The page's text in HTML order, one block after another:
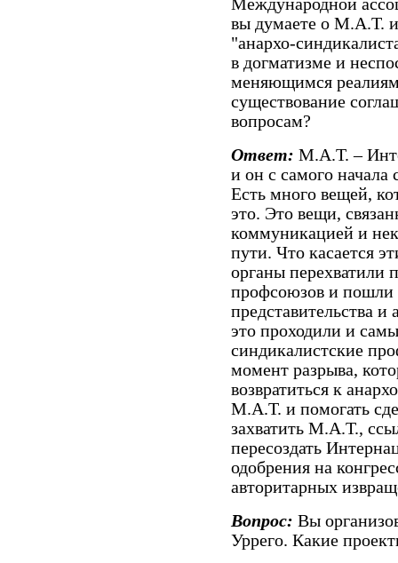
Международной
вы думаете о М.А.Т.
"анархо-
в догматизме и
меняющимся
существование
вопросам?
Ответ: М.А.Т. –
и он с самого начала
Есть много вещей,
это. Это вещи,
коммуникацией и
пути. Что касается
органы перехватили
профсоюзов и
представительства
это проходили и
синдикалистские
момент разрыва,
возвратиться к
М.А.Т. и помогать
захватить М.А.Т.,
пересоздать
одобрения на
авторитарных
Вопрос: Вы
Уррего. Какие